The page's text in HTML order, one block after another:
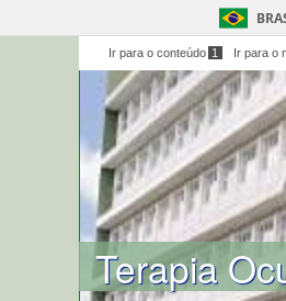
Ir para o conteúdo 1 Ir para o
Terapia